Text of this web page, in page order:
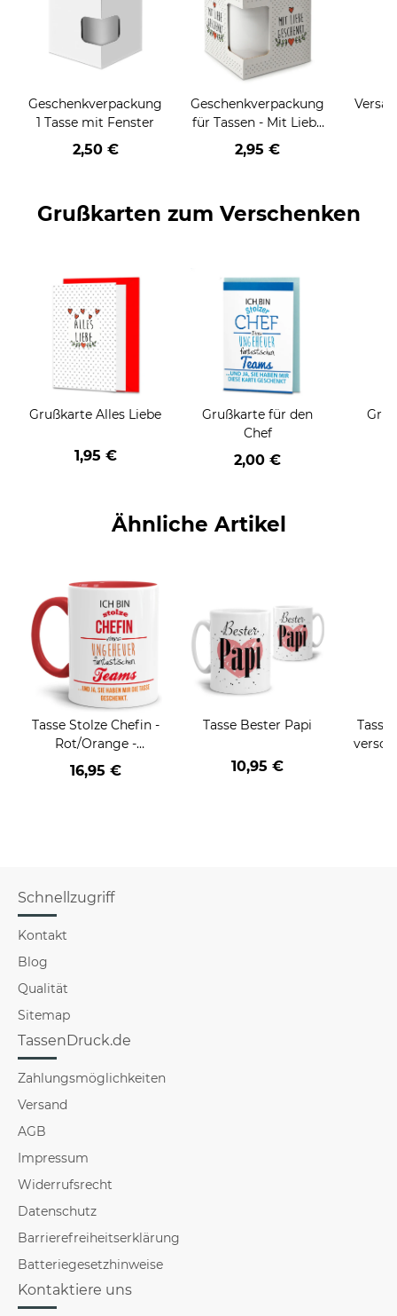
Geschenkverpackung
1 Tasse mit Fenster
2,50 €
Geschenkverpackung
für Tassen - Mit Liebe
geschenkt
2,95 €
Grußkarten zum Verschenken
Grußkarte Alles Liebe
1,95 €
Grußkarte für den
Chef
2,00 €
Ähnliche Artikel
Tasse Stolze Chefin -
Rot/Orange -
Keramik Innen &
Henkel Rot
16,95 €
Tasse Bester Papi
10,95 €
Tasse
Schnellzugriff
Kontakt
Blog
Qualität
Sitemap
TassenDruck.de
Zahlungsmöglichkeiten
Versand
AGB
Impressum
Widerrufsrecht
Datenschutz
Barrierefreiheitserklärung
Batteriegesetzhinweise
Kontaktiere uns